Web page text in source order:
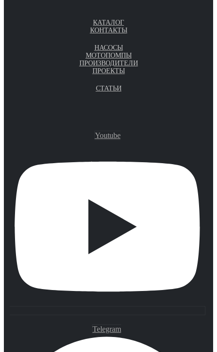
КАТАЛОГ
КОНТАКТЫ
НАСОСЫ
МОТОПОМПЫ
ПРОИЗВОДИТЕЛИ
ПРОЕКТЫ
СТАТЬИ
Youtube
Telegram